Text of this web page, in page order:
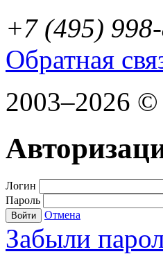
+7 (495)
Обратная
2003–2026 ©
Логин
Пароль
Войти Отмена
Забыли